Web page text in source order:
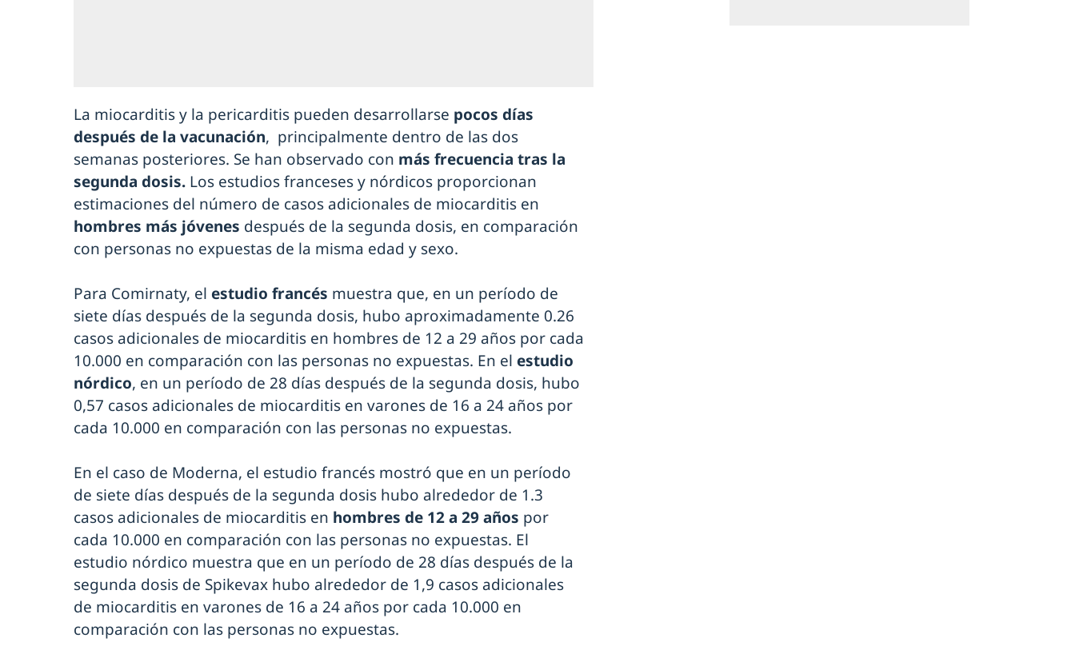
La miocarditis y la pericarditis pueden desarrollarse pocos días
después de la vacunación, principalmente dentro de las dos
semanas posteriores. Se han observado con más frecuencia tras la
segunda dosis. Los estudios franceses y nórdicos proporcionan
estimaciones del número de casos adicionales de miocarditis en
hombres más jóvenes después de la segunda dosis, en comparación
con personas no expuestas de la misma edad y sexo.
Para Comirnaty, el estudio francés muestra que, en un período de
siete días después de la segunda dosis, hubo aproximadamente 0.26
casos adicionales de miocarditis en hombres de 12 a 29 años por cada
10.000 en comparación con las personas no expuestas. En el estudio
nórdico, en un período de 28 días después de la segunda dosis, hubo
0,57 casos adicionales de miocarditis en varones de 16 a 24 años por
cada 10.000 en comparación con las personas no expuestas.
En el caso de Moderna, el estudio francés mostró que en un período
de siete días después de la segunda dosis hubo alrededor de 1.3
casos adicionales de miocarditis en hombres de 12 a 29 años por
cada 10.000 en comparación con las personas no expuestas. El
estudio nórdico muestra que en un período de 28 días después de la
segunda dosis de Spikevax hubo alrededor de 1,9 casos adicionales
de miocarditis en varones de 16 a 24 años por cada 10.000 en
comparación con las personas no expuestas.